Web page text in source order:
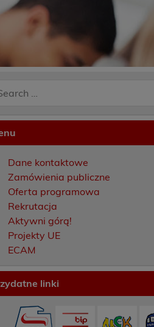
Dane kontaktowe
Zamówienia publiczne
Oferta programowa
Rekrutacja
Aktywni górą!
Projekty UE
ECAM
linki